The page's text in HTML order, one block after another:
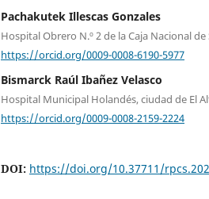
Pachakutek Illescas Gonzales
Hospital Obrero N.º 2 de la Caja Nacional
https://orcid.org/0009-0008-6190-5977
Bismarck Raúl Ibañez Velasco
Hospital Municipal Holandés, ciudad de El
https://orcid.org/0009-0008-2159-2224
DOI: https://doi.org/10.37711/